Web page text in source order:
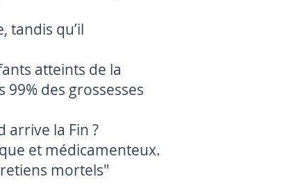
tandis qu’il
atteints de la
des grossesses
arrive la Fin ?
et médicamenteux.
mortels"